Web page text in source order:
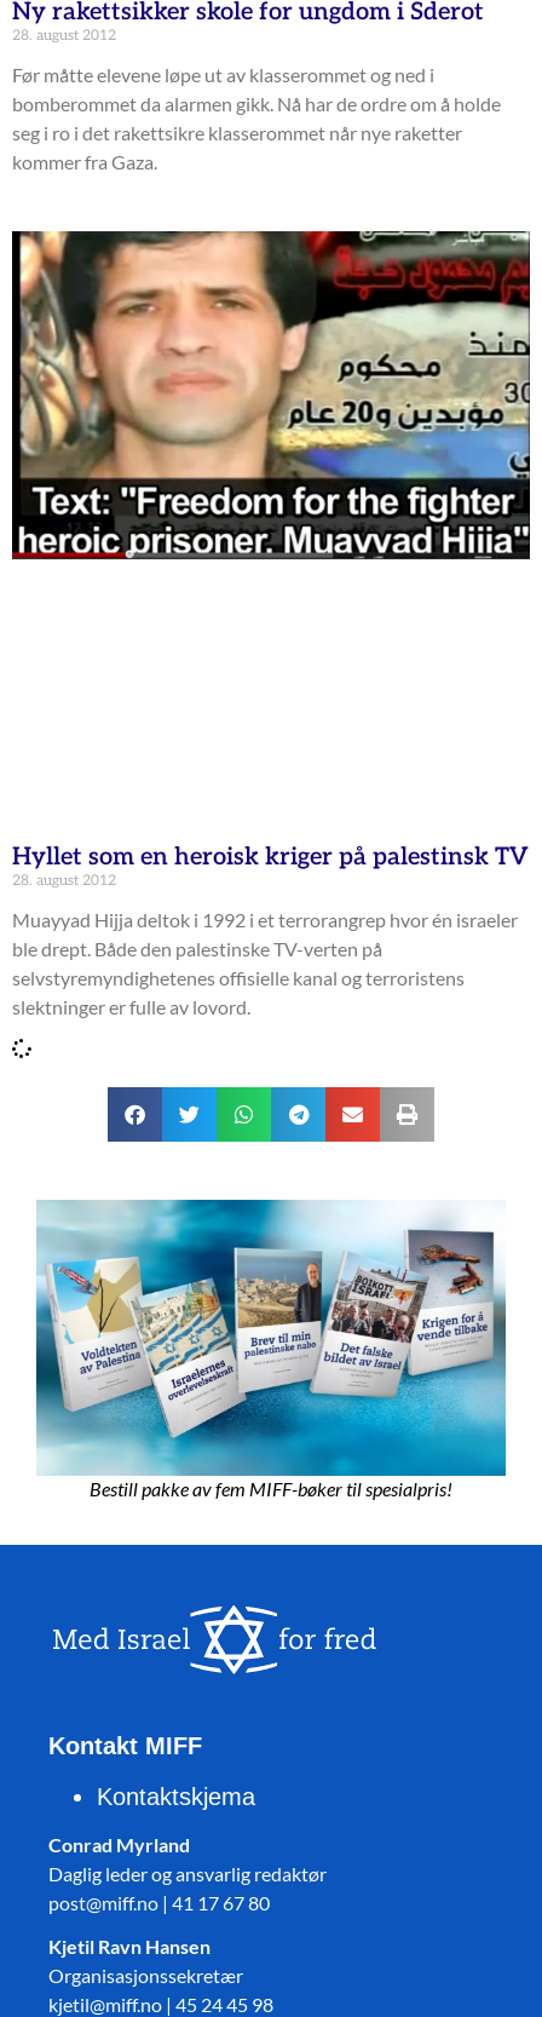
Ny rakettsikker skole for ungdom i Sderot
28. august 2012
Før måtte elevene løpe ut av klasserommet og ned i
bomberommet da alarmen gikk. Nå har de ordre om å holde
seg i ro i det rakettsikre klasserommet når nye raketter
kommer fra Gaza.
Hyllet som en heroisk kriger på palestinsk TV
28. august 2012
Muayyad Hijja deltok i 1992 i et terrorangrep hvor én israeler
ble drept. Både den palestinske TV-verten på
selvstyremyndighetenes offisielle kanal og terroristens
slektninger er fulle av lovord.
Bestill pakke av fem MIFF-bøker til spesialpris!
Kontakt MIFF
Kontaktskjema
Conrad Myrland
Daglig leder og ansvarlig redaktør
post@miff.no | 41 17 67 80
Kjetil Ravn Hansen
Organisasjonssekretær
kjetil@miff.no | 45 24 45 98